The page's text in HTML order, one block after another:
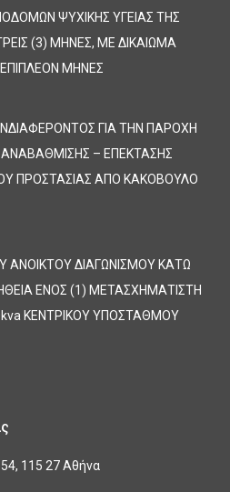
ΨΥΧΙΚΗΣ ΥΓΕΙΑΣ ΤΗΣ
(3) ΜΗΝΕΣ, ΜΕ ΔΙΚΑΙΩΜΑ
ΕΠΙΠΛΕΟΝ ΜΗΝΕΣ
ΓΙΑ ΤΗΝ ΠΑΡΟΧΗ
– ΕΠΕΚΤΑΣΗΣ
ΠΡΟΣΤΑΣΙΑΣ ΑΠΟ ΚΑΚΟΒΟΥΛΟ
ΑΝΟΙΚΤΟΥ ΔΙΑΓΩΝΙΣΜΟΥ ΚΑΤΩ
ΕΝΟΣ (1) ΜΕΤΑΣΧΗΜΑΤΙΣΤΗ
ΚΕΝΤΡΙΚΟΥ ΥΠΟΣΤΑΘΜΟΥ
115 27 Αθήνα